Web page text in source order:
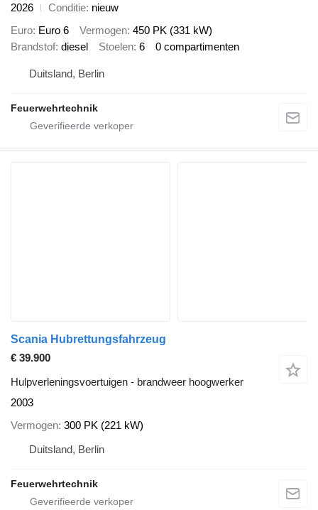
2026
Conditie nieuw
Euro Euro 6 Vermogen 450 PK (331 kW)
Brandstof diesel Stoelen 6 0 compartimenten
Duitsland, Berlin
Feuerwehrtechnik
Scania Hubrettungsfahrzeug
€ 39.900
Hulpverleningsvoertuigen - brandweer hoogwerker
2003
Vermogen 300 PK (221 kW)
Duitsland, Berlin
Feuerwehrtechnik